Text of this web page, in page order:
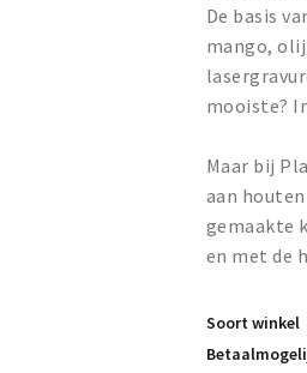
De basis
mango,
mooiste?
Maar bij
aan
gemaakte
en met de
Soort winkel